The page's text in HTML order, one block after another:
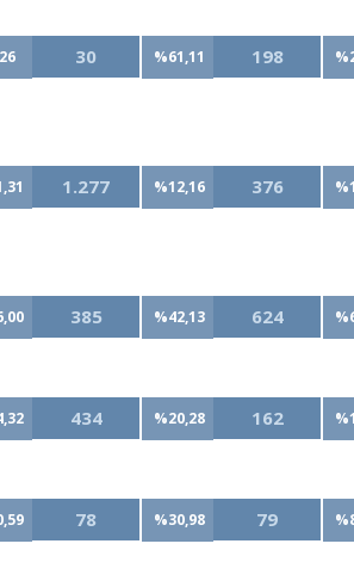
30 %61,11 198
1.277 %12,16 376
385 %42,13 624
434 %20,28 162
78 %30,98 79